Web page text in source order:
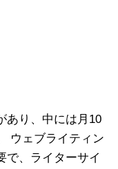
あり、中には月10
ウェブライティン
で、ライターサイ